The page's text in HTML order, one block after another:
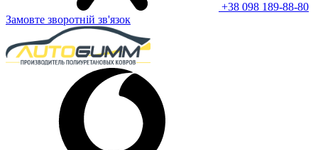
+38 098 189-88-80
Замовте зворотній зв'язок